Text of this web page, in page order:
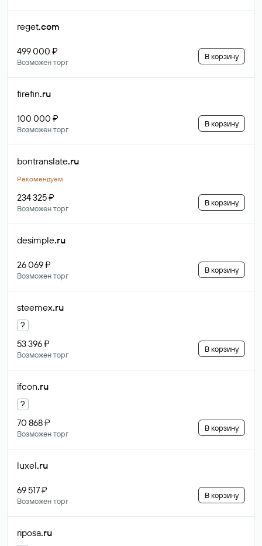
reget.com
499 000 ₽
Возможен торг
В корзину
firefin.ru
100 000 ₽
Возможен торг
В корзину
bontranslate.ru
Рекомендуем
234 325 ₽
Возможен торг
В корзину
desimple.ru
26 069 ₽
Возможен торг
В корзину
steemex.ru
?
53 396 ₽
Возможен торг
В корзину
ifcon.ru
?
70 868 ₽
Возможен торг
В корзину
luxel.ru
69 517 ₽
Возможен торг
В корзину
riposa.ru